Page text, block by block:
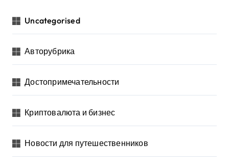
Uncategorised
Авторубрика
Достопримечательности
Криптовалюта и бизнес
Новости для путешественников